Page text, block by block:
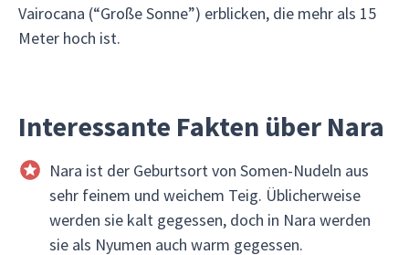
Vairocana (“Große Sonne”) erblicken, die mehr als 15
Meter hoch ist.
Interessante Fakten über Nara
Nara ist der Geburtsort von Somen-Nudeln aus
sehr feinem und weichem Teig. Üblicherweise
werden sie kalt gegessen, doch in Nara werden
sie als Nyumen auch warm gegessen.